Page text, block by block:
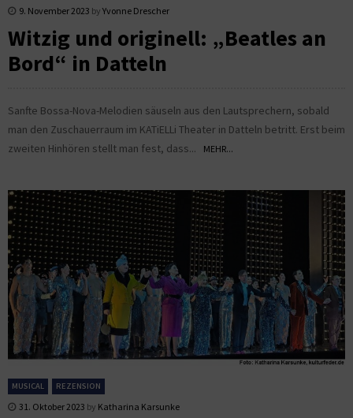
9. November 2023 by Yvonne Drescher
Witzig und originell: „Beatles an
Bord“ in Datteln
Sanfte Bossa-Nova-Melodien säuseln aus den Lautsprechern, sobald
man den Zuschauerraum im KATiELLi Theater in Datteln betritt. Erst beim
zweiten Hinhören stellt man fest, dass...
MEHR...
MUSICAL REZENSION
31. Oktober 2023 by Katharina Karsunke